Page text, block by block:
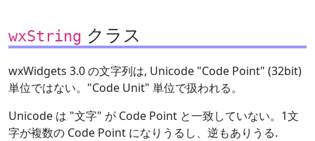
wxString クラス
wxWidgets 3.0 の文字列は, Unicode "Code Point" (32bit)
単位ではない。"Code Unit" 単位で扱われる。
Unicode は "文字" が Code Point と一致していない。1文
字が複数の Code Point になりうるし、逆もありうる.